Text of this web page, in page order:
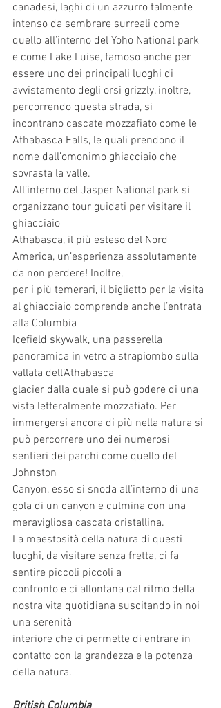
canadesi, laghi di un azzurro talmente
intenso da sembrare surreali come
quello all’interno del Yoho National park
e come Lake Luise, famoso anche per
essere uno dei principali luoghi di
avvistamento degli orsi grizzly, inoltre,
percorrendo questa strada, si
incontrano cascate mozzafiato come le
Athabasca Falls, le quali prendono il
nome dall’omonimo ghiacciaio che
sovrasta la valle.
All’interno del Jasper National park si
organizzano tour guidati per visitare il
ghiacciaio
Athabasca, il più esteso del Nord
America, un’esperienza assolutamente
da non perdere! Inoltre,
per i più temerari, il biglietto per la visita
al ghiacciaio comprende anche l’entrata
alla Columbia
Icefield skywalk, una passerella
panoramica in vetro a strapiombo sulla
vallata dell’Athabasca
glacier dalla quale si può godere di una
vista letteralmente mozzafiato. Per
immergersi ancora di più nella natura si
può percorrere uno dei numerosi
sentieri dei parchi come quello del
Johnston
Canyon, esso si snoda all’interno di una
gola di un canyon e culmina con una
meravigliosa cascata cristallina.
La maestosità della natura di questi
luoghi, da visitare senza fretta, ci fa
sentire piccoli piccoli a
confronto e ci allontana dal ritmo della
nostra vita quotidiana suscitando in noi
una serenità
interiore che ci permette di entrare in
contatto con la grandezza e la potenza
della natura.